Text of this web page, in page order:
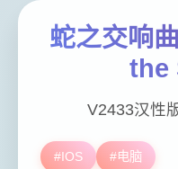
蛇之交响
the
V2433汉性
#IOS #电脑